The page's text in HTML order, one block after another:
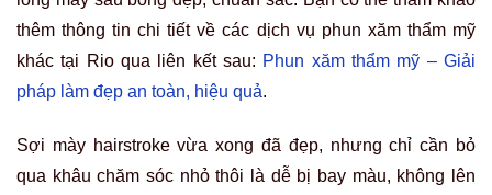
thêm thông tin chi tiết về các dịch vụ phun xăm thẩm mỹ
khác tại Rio qua liên kết sau: Phun xăm thẩm mỹ – Giải
pháp làm đẹp an toàn, hiệu quả.
Sợi mày hairstroke vừa xong đã đẹp, nhưng chỉ cần bỏ
qua khâu chăm sóc nhỏ thôi là dễ bị bay màu, không lên